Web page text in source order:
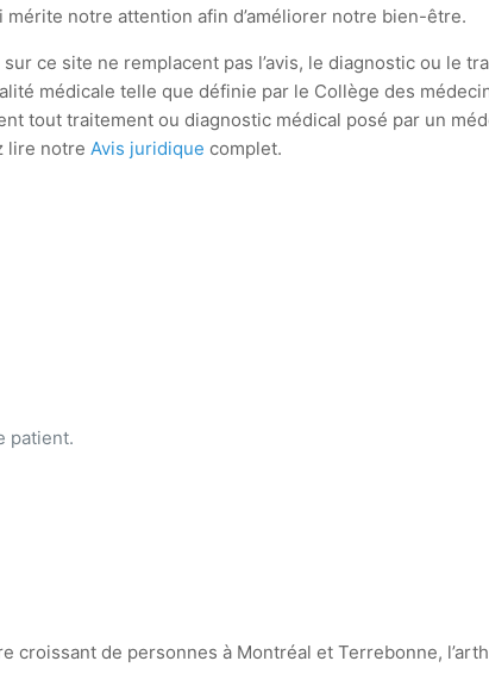
notre attention afin d’améliorer notre bien-être.
ce site ne remplacent pas l’avis, le diagnostic ou le
médicale telle que définie par le Collège des
tout traitement ou diagnostic médical posé par un
lire notreAvis juridique complet.
patient.
de personnes à Montréal et Terrebonne,